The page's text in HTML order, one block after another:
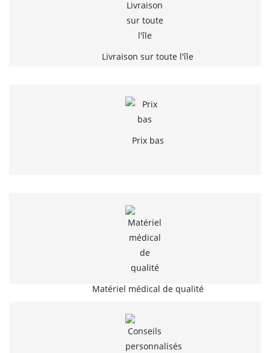
Livraison sur toute l'île
Prix bas
Matériel médical de qualité